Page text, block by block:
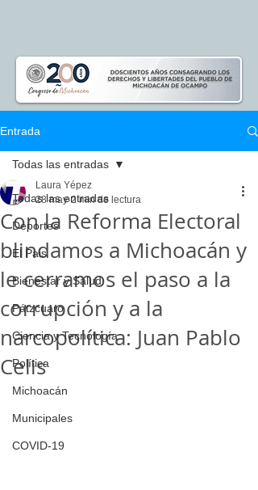
Entrada
Todas las entradas
Deportes
El Pais
Bienestar y Salud
Pátzcuaro
Ciencia y Tecnología
Política
Michoacán
Municipales
COVID-19
Todas las entradas
Con la Reforma Electoral
blindamos a Michoacán y
le cerramos el paso a la
corrupción y a la
narcopolítica: Juan Pablo
Celis
Laura Yépez
28 may 2 min de lectura